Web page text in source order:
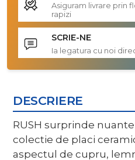
Asiguram livrare prin
rapizi
SCRIE-NE
Ia legatura cu noi
DESCRIERE
RUSH surprinde
colectie de placi
aspectul de cupru,